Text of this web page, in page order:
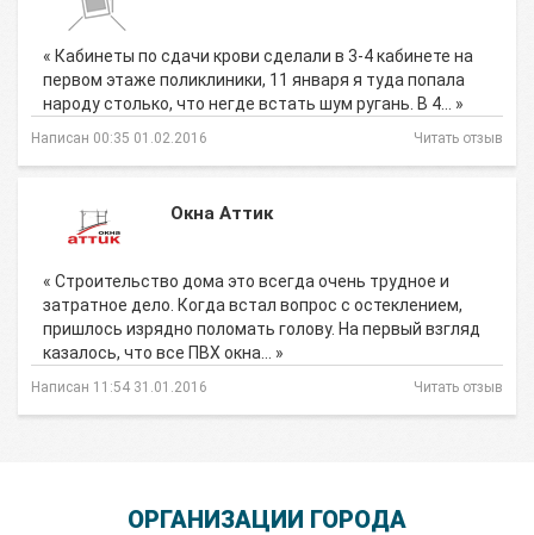
« Кабинеты по сдачи крови сделали в 3-4 кабинете на
первом этаже поликлиники, 11 января я туда попала
народу столько, что негде встать шум ругань. В 4… »
Написан 00:35 01.02.2016 Читать отзыв
Окна Аттик
« Строительство дома это всегда очень трудное и
затратное дело. Когда встал вопрос с остеклением,
пришлось изрядно поломать голову. На первый взгляд
казалось, что все ПВХ окна… »
Написан 11:54 31.01.2016 Читать отзыв
ОРГАНИЗАЦИИ ГОРОДА